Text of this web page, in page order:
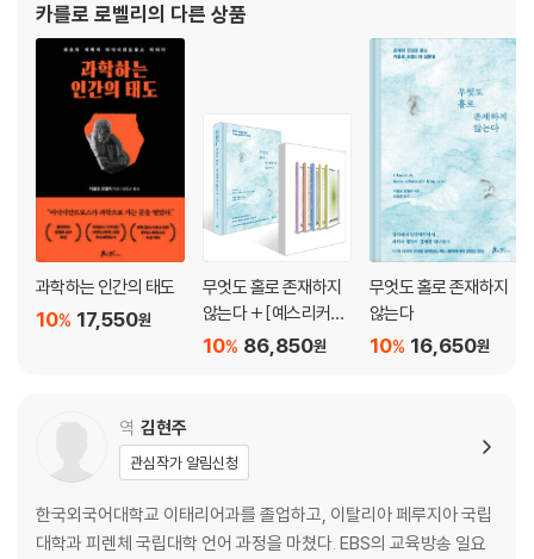
약
카를로 로벨리 의 다른 상품
과학하는 인간의 태도
17,550원
10%
무엇도 홀로 존재하지
않는다 + [예스리커
버] 카를로 로벨리 베스
86,850원
10%
무엇도 홀로 존재하지
않는다
16,650원
10%
역 김현주
관심작가 알림신청
한국외국어대학교 이태리어과를 졸업하고, 이탈리아 페루지아 국립
대학과 피렌체 국립대학 언어 과정을 마쳤다. EBS의 교육방송 일요